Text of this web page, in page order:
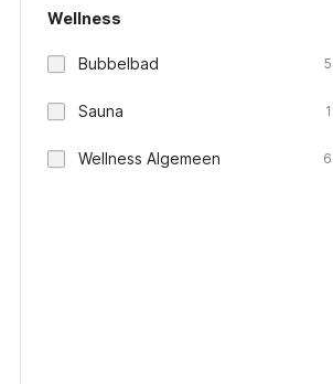
Wellness
Bubbelbad 5
Sauna 1
Wellness Algemeen 6